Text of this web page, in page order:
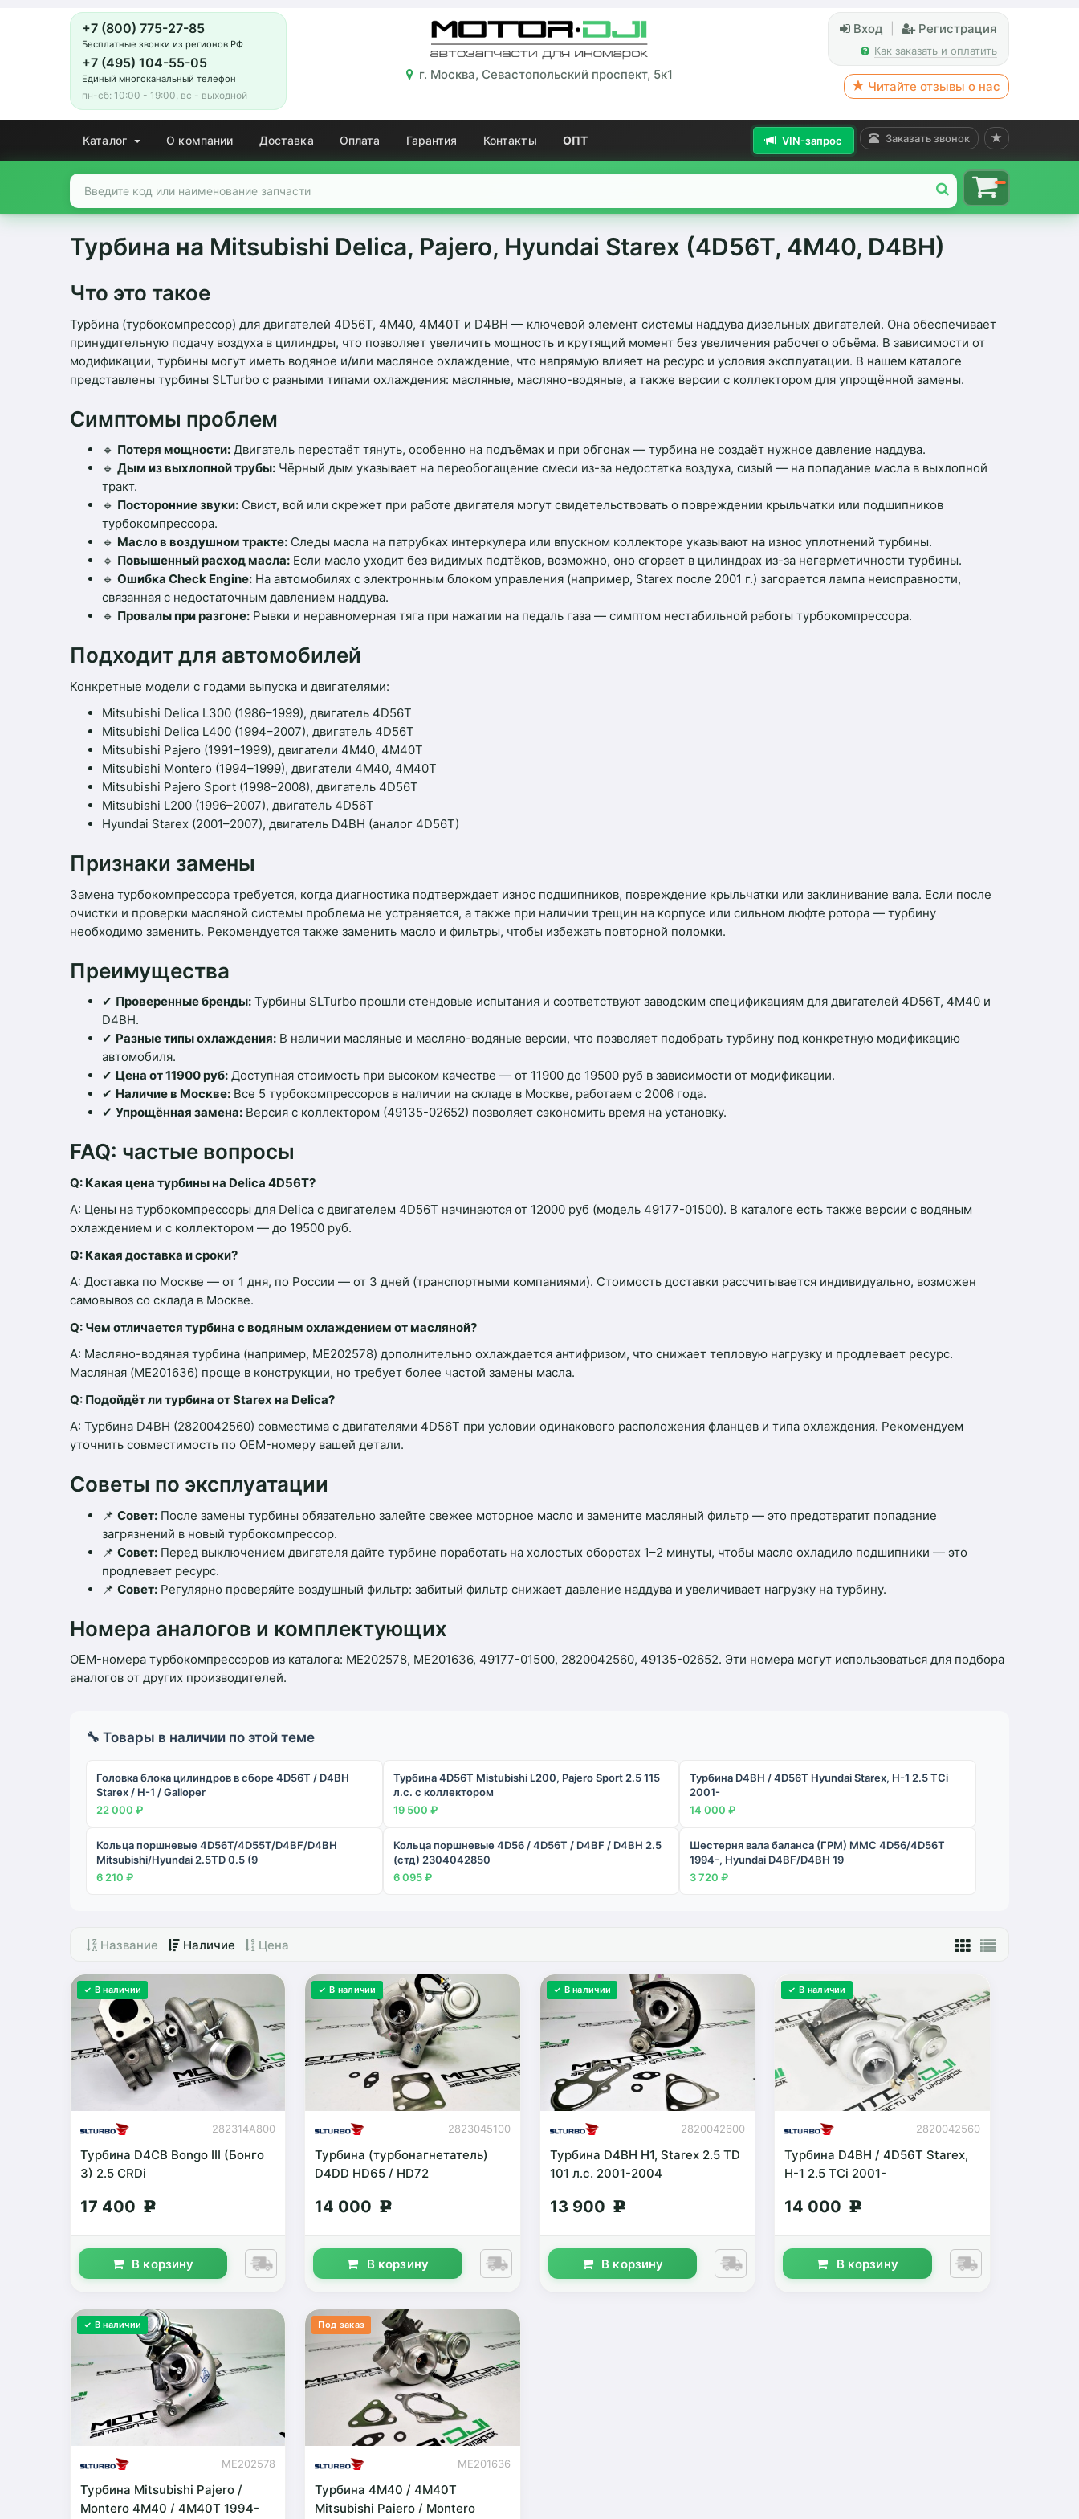
+7 (800) 775-27-85
Бесплатные звонки из регионов РФ
+7 (495) 104-55-05
Единый многоканальный телефон
пн-сб: 10:00 - 19:00, вс - выходной
г. Москва, Севастопольский проспект, 5к1
Вход Регистрация
Как заказать и оплатить
Читайте отзывы о нас
Каталог О компании Доставка Оплата Гарантия Контакты ОПТ Заказать звонок
VIN-запрос
Турбина на Mitsubishi Delica, Pajero, Hyundai Starex (4D56T, 4M40, D4BH)
Что это такое
Турбина (турбокомпрессор) для двигателей 4D56T, 4M40, 4M40T и D4BH — ключевой элемент системы наддува дизельных двигателей. Она обеспечивает
принудительную подачу воздуха в цилиндры, что позволяет увеличить мощность и крутящий момент без увеличения рабочего объёма. В зависимости от
модификации, турбины могут иметь водяное и/или масляное охлаждение, что напрямую влияет на ресурс и условия эксплуатации. В нашем каталоге
представлены турбины SLTurbo с разными типами охлаждения: масляные, масляно-водяные, а также версии с коллектором для упрощённой замены.
Симптомы проблем
🔹 Потеря мощности: Двигатель перестаёт тянуть, особенно на подъёмах и при обгонах — турбина не создаёт нужное давление наддува.
🔹 Дым из выхлопной трубы: Чёрный дым указывает на переобогащение смеси из-за недостатка воздуха, сизый — на попадание масла в выхлопной
тракт.
🔹 Посторонние звуки: Свист, вой или скрежет при работе двигателя могут свидетельствовать о повреждении крыльчатки или подшипников
турбокомпрессора.
🔹 Масло в воздушном тракте: Следы масла на патрубках интеркулера или впускном коллекторе указывают на износ уплотнений турбины.
🔹 Повышенный расход масла: Если масло уходит без видимых подтёков, возможно, оно сгорает в цилиндрах из-за негерметичности турбины.
🔹 Ошибка Check Engine: На автомобилях с электронным блоком управления (например, Starex после 2001 г.) загорается лампа неисправности,
связанная с недостаточным давлением наддува.
🔹 Провалы при разгоне: Рывки и неравномерная тяга при нажатии на педаль газа — симптом нестабильной работы турбокомпрессора.
Подходит для автомобилей
Конкретные модели с годами выпуска и двигателями:
Mitsubishi Delica L300 (1986–1999), двигатель 4D56T
Mitsubishi Delica L400 (1994–2007), двигатель 4D56T
Mitsubishi Pajero (1991–1999), двигатели 4M40, 4M40T
Mitsubishi Montero (1994–1999), двигатели 4M40, 4M40T
Mitsubishi Pajero Sport (1998–2008), двигатель 4D56T
Mitsubishi L200 (1996–2007), двигатель 4D56T
Hyundai Starex (2001–2007), двигатель D4BH (аналог 4D56T)
Признаки замены
Замена турбокомпрессора требуется, когда диагностика подтверждает износ подшипников, повреждение крыльчатки или заклинивание вала. Если после
очистки и проверки масляной системы проблема не устраняется, а также при наличии трещин на корпусе или сильном люфте ротора — турбину
необходимо заменить. Рекомендуется также заменить масло и фильтры, чтобы избежать повторной поломки.
Преимущества
✔ Проверенные бренды: Турбины SLTurbo прошли стендовые испытания и соответствуют заводским спецификациям для двигателей 4D56T, 4M40 и
D4BH.
✔ Разные типы охлаждения: В наличии масляные и масляно-водяные версии, что позволяет подобрать турбину под конкретную модификацию
автомобиля.
✔ Цена от 11900 руб: Доступная стоимость при высоком качестве — от 11900 до 19500 руб в зависимости от модификации.
✔ Наличие в Москве: Все 5 турбокомпрессоров в наличии на складе в Москве, работаем с 2006 года.
✔ Упрощённая замена: Версия с коллектором (49135-02652) позволяет сэкономить время на установку.
FAQ: частые вопросы
Q: Какая цена турбины на Delica 4D56T?
A: Цены на турбокомпрессоры для Delica с двигателем 4D56T начинаются от 12000 руб (модель 49177-01500). В каталоге есть также версии с водяным
охлаждением и с коллектором — до 19500 руб.
Q: Какая доставка и сроки?
A: Доставка по Москве — от 1 дня, по России — от 3 дней (транспортными компаниями). Стоимость доставки рассчитывается индивидуально, возможен
самовывоз со склада в Москве.
Q: Чем отличается турбина с водяным охлаждением от масляной?
A: Масляно-водяная турбина (например, ME202578) дополнительно охлаждается антифризом, что снижает тепловую нагрузку и продлевает ресурс.
Масляная (ME201636) проще в конструкции, но требует более частой замены масла.
Q: Подойдёт ли турбина от Starex на Delica?
A: Турбина D4BH (2820042560) совместима с двигателями 4D56T при условии одинакового расположения фланцев и типа охлаждения. Рекомендуем
уточнить совместимость по OEM-номеру вашей детали.
Советы по эксплуатации
📌 Совет: После замены турбины обязательно залейте свежее моторное масло и замените масляный фильтр — это предотвратит попадание
загрязнений в новый турбокомпрессор.
📌 Совет: Перед выключением двигателя дайте турбине поработать на холостых оборотах 1–2 минуты, чтобы масло охладило подшипники — это
продлевает ресурс.
📌 Совет: Регулярно проверяйте воздушный фильтр: забитый фильтр снижает давление наддува и увеличивает нагрузку на турбину.
Номера аналогов и комплектующих
OEM-номера турбокомпрессоров из каталога: ME202578, ME201636, 49177-01500, 2820042560, 49135-02652. Эти номера могут использоваться для подбора
аналогов от других производителей.
🔧 Товары в наличии по этой теме
Головка блока цилиндров в сборе 4D56T / D4BH
Starex / H-1 / Galloper
22 000 ₽
Турбина 4D56T Mistubishi L200, Pajero Sport 2.5 115
л.с. с коллектором
19 500 ₽
Турбина D4BH / 4D56T Hyundai Starex, H-1 2.5 TCi
2001-
14 000 ₽
Кольца поршневые 4D56T/4D55T/D4BF/D4BH
Mitsubishi/Hyundai 2.5TD 0.5 (9
6 210 ₽
Кольца поршневые 4D56 / 4D56T / D4BF / D4BH 2.5
(стд) 2304042850
6 095 ₽
Шестерня вала баланса (ГРМ) MMC 4D56/4D56T
1994-, Hyundai D4BF/D4BH 19
3 720 ₽
Название Наличие Цена
✓ В наличии
282314A800
Турбина D4CB Bongo III (Бонго
3) 2.5 CRDi
17 400 g
В корзину
✓ В наличии
2823045100
Турбина (турбонагнетатель)
D4DD HD65 / HD72
14 000 g
В корзину
✓ В наличии
2820042600
Турбина D4BH H1, Starex 2.5 TD
101 л.с. 2001-2004
13 900 g
В корзину
✓ В наличии
2820042560
Турбина D4BH / 4D56T Starex,
H-1 2.5 TCi 2001-
14 000 g
В корзину
✓ В наличии
ME202578
Турбина Mitsubishi Pajero /
Montero 4M40 / 4M40T 1994-
Под заказ
ME201636
Турбина 4M40 / 4M40T
Mitsubishi Pajero / Montero